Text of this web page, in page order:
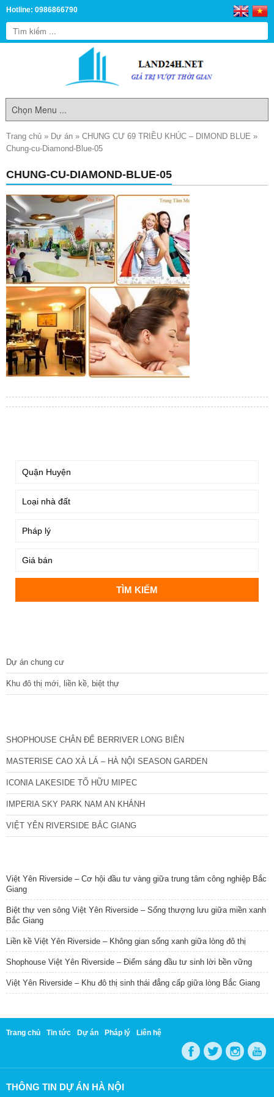
Hotline: 0986866790
Trang chủ » Dự án » CHUNG CƯ 69 TRIỀU KHÚC – DIMOND BLUE »
Chung-cu-Diamond-Blue-05
CHUNG-CU-DIAMOND-BLUE-05
Dự án chung cư
Khu đô thị mới, liền kề, biệt thự
SHOPHOUSE CHÂN ĐẾ BERRIVER LONG BIÊN
MASTERISE CAO XÀ LÁ – HÀ NỘI SEASON GARDEN
ICONIA LAKESIDE TỐ HỮU MIPEC
IMPERIA SKY PARK NAM AN KHÁNH
VIỆT YÊN RIVERSIDE BẮC GIANG
Việt Yên Riverside – Cơ hội đầu tư vàng giữa trung tâm công nghiệp Bắc
Giang
Biệt thự ven sông Việt Yên Riverside – Sống thượng lưu giữa miền xanh
Bắc Giang
Liền kề Việt Yên Riverside – Không gian sống xanh giữa lòng đô thị
Shophouse Việt Yên Riverside – Điểm sáng đầu tư sinh lời bền vững
Việt Yên Riverside – Khu đô thị sinh thái đẳng cấp giữa lòng Bắc Giang
Trang chủ Tin tức Dự án Pháp lý Liên hệ
THÔNG TIN DỰ ÁN HÀ NỘI